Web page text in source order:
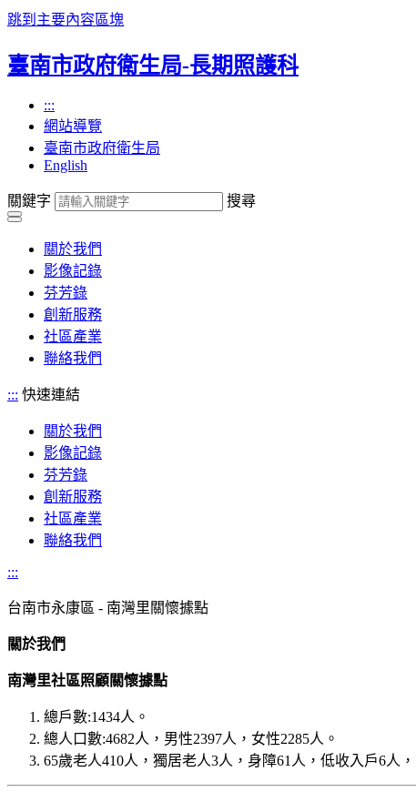
跳到主要內容區塊
臺南市政府衛生局-長期照護科
:::
網站導覽
臺南市政府衛生局
English
關鍵字 搜尋
關於我們
影像記錄
芬芳錄
創新服務
社區產業
聯絡我們
::: 快速連結
關於我們
影像記錄
芬芳錄
創新服務
社區產業
聯絡我們
:::
台南市永康區 - 南灣里關懷據點
關於我們
南灣里社區照顧關懷據點
總戶數:1434人。
總人口數:4682人，男性2397人，女性2285人。
65歲老人410人，獨居老人3人，身障61人，低收入戶6人